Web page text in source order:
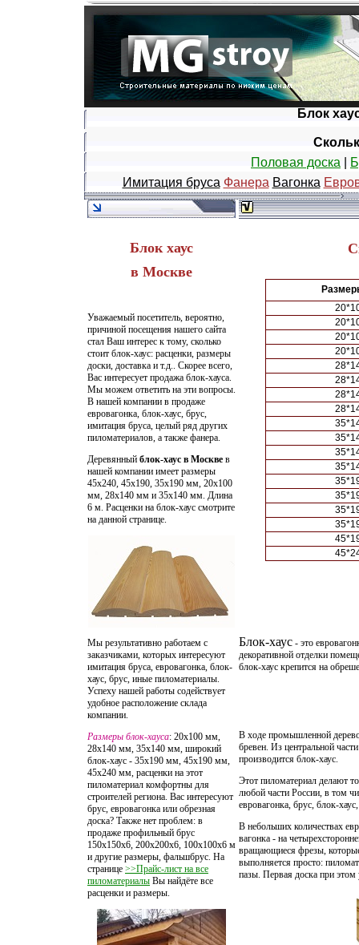
Блок
Половая доска
Имитация бруса Фанера Вагонка
Блок хаус
в Москве
Уважаемый посетитель, вероятно,
причиной посещения нашего сайта
стал Ваш интерес к тому, сколько
стоит блок-хаус: расценки, размеры
доски, доставка и т.д.. Скорее всего,
Вас интересует продажа блок-хауса.
Мы можем ответить на эти вопросы.
В нашей компании в продаже
евровагонка, блок-хаус, брус,
имитация бруса, целый ряд других
пиломатериалов, а также фанера.
Деревянный блок-хаус в Москве в
нашей компании имеет размеры
45х240, 45х190, 35х190 мм, 20х100
мм, 28х140 мм и 35х140 мм. Длина
6 м. Расценки на блок-хаус смотрите
на данной странице.
Мы результативно работаем с
заказчиками, которых интересуют
имитация бруса, евровагонка, блок-
хаус, брус, иные пиломатериалы.
Успеху нашей работы содействует
удобное расположение склада
компании.
Размеры блок-хауса: 20х100 мм,
28х140 мм, 35х140 мм, широкий
блок-хаус - 35х190 мм, 45х190 мм,
45х240 мм, расценки на этот
пиломатериал комфортны для
строителей региона. Вас интересуют
брус, евровагонка или обрезная
доска? Также нет проблем: в
продаже профильный брус
150х150х6, 200x200x6, 100х100х6 м
и другие размеры, фальшбрус. На
странице >>Прайс-лист на все
пиломатериалы Вы найдёте все
расценки и размеры.
Блок-хаус - это
декоративной отделки
блок-хаус крепится на
В ходе промышленной
бревен. Из центральной
производится блок-хаус.
Этот пиломатериал делают
любой части России, в том
евровагонка, брус, блок-
В небольших количествах
вагонка - на
вращающиеся фрезы,
выполняется просто:
пазы. Первая доска при